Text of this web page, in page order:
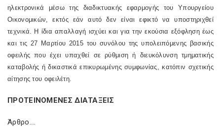
ηλεκτρονικά μέσω της διαδικτυακής εφαρμογής του Υπουργείου
Οικονομικών, εκτός εάν αυτό δεν είναι εφικτό να υποστηριχθεί
τεχνικά. Η ίδια απαλλαγή ισχύει και για την εκούσια εξόφληση έως
και τις 27 Μαρτίου 2015 του συνόλου της υπολειπόμενης βασικής
οφειλής που έχει υπαχθεί σε ρύθμιση ή διευκόλυνση τμηματικής
καταβολής ή δικαστικά επικυρωμένης συμφωνίας, κατόπιν σχετικής
αίτησης του οφειλέτη.
ΠΡΟΤΕΙΝΟΜΕΝΕΣ ΔΙΑΤΑΞΕΙΣ
Άρθρο….